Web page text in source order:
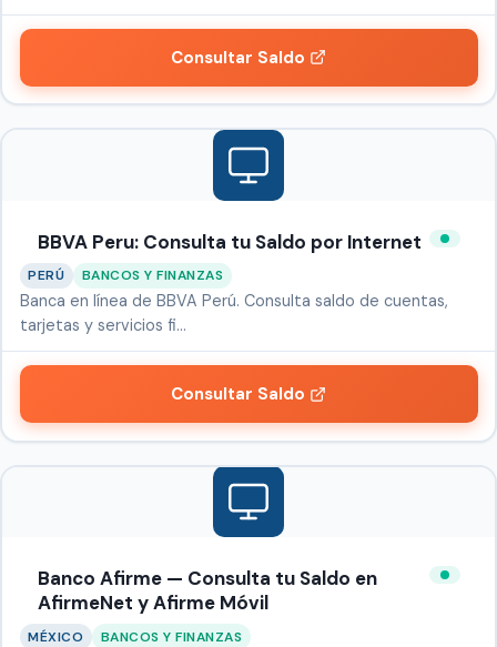
Consultar Saldo
BBVA Peru: Consulta tu Saldo por Internet
PERÚ BANCOS Y FINANZAS
Banca en línea de BBVA Perú. Consulta saldo de cuentas,
tarjetas y servicios fi…
Consultar Saldo
Banco Afirme — Consulta tu Saldo en
AfirmeNet y Afirme Móvil
MÉXICO BANCOS Y FINANZAS